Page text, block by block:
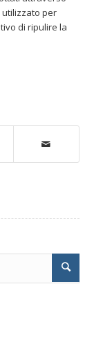
per
di ripulire la